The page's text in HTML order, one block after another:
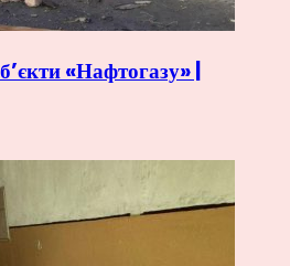
«Нафтогазу» |